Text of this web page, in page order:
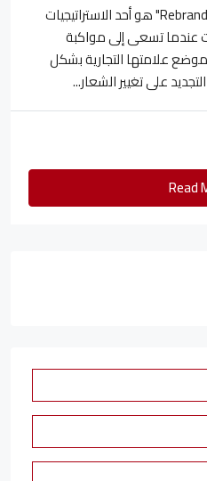
تجديد الهوية أو ما يُعرف بـ "Rebranding" هو أحد الاستراتيجيات
عندما تسعى إلى مواكبة
علامتها التجارية بشكل
على تغيير الشعار...
Read